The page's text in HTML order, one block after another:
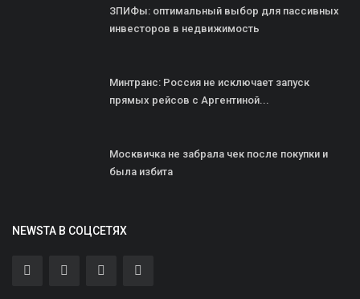
ЗПИФы: оптимальный выбор для пассивных
инвесторов в недвижимость
Минтранс: Россия не исключает запуск
прямых рейсов с Аргентиной...
Москвичка не забрала чек после покупки и
была избита
NEWSTA В СОЦСЕТЯХ